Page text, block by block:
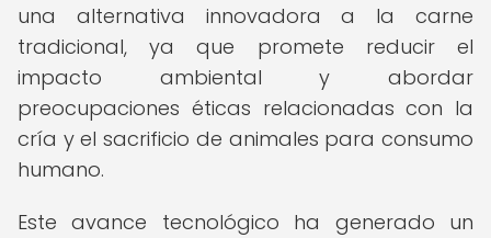
una alternativa innovadora a la carne
tradicional, ya que promete reducir el
impacto ambiental y abordar
preocupaciones éticas relacionadas con la
cría y el sacrificio de animales para consumo
humano.
Este avance tecnológico ha generado un